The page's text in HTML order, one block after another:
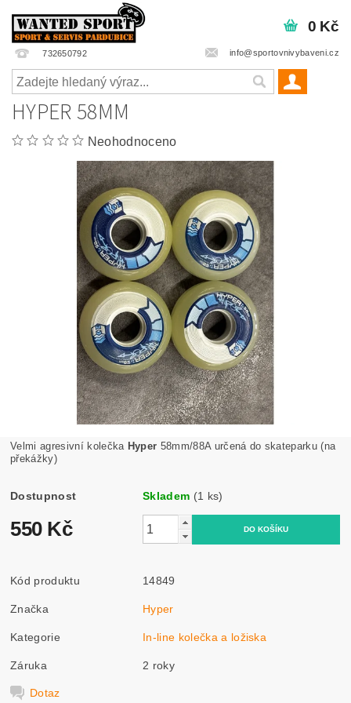
732650792 info@sportovnivybaveni.cz
0 Kč
HYPER 58MM
Neohodnoceno
Velmi agresivní kolečka Hyper 58mm/88A určená do skateparku (na
překážky)
Dostupnost Skladem (1 ks)
550 Kč
Kód produktu 14849
Značka Hyper
Kategorie In-line kolečka a ložiska
Záruka 2 roky
Dotaz